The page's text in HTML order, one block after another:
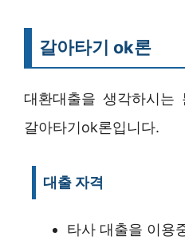
갈아타기 ok론
대환대출을 생각하시
갈아타기ok론입니다.
대출 자격
타사 대출을 이용